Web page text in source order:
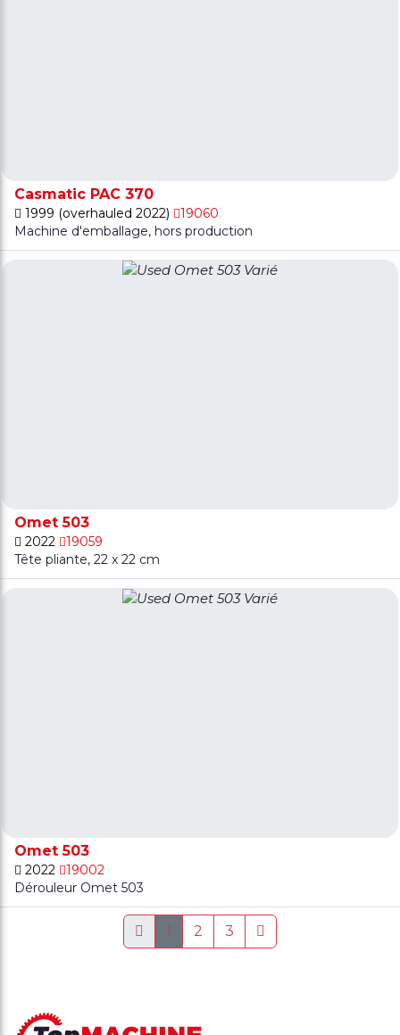
Casmatic PAC 370
1999 (overhauled 2022)
19060
Machine d'emballage, hors production
Omet 503
2022
19059
Tête pliante, 22 x 22 cm
Omet 503
2022
19002
Dérouleur Omet 503
1 2 3